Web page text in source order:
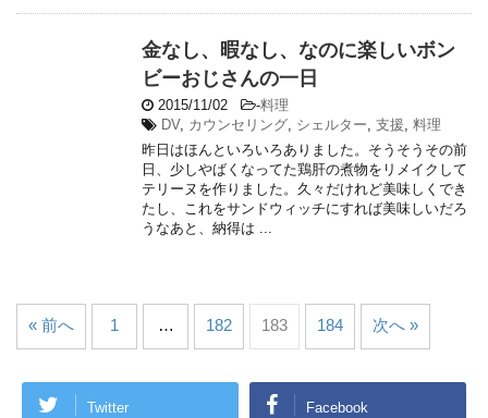
金なし、暇なし、なのに楽しいボン
ビーおじさんの一日
2015/11/02 -料理
DV, カウンセリング シェルター 支援 料理
昨日はほんといろいろありました。そうそうその前
日、少しやばくなってた鶏肝の煮物をリメイクして
テリーヌを作りました。久々だけれど美味しくでき
たし、これをサンドウィッチにすれば美味しいだろ
うなあと、納得は ...
« 前へ 1 … 182 183 184 次へ »
Twitter Facebook